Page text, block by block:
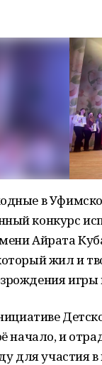
в
конкурс
Айрата
жил и
начало, и
для участия